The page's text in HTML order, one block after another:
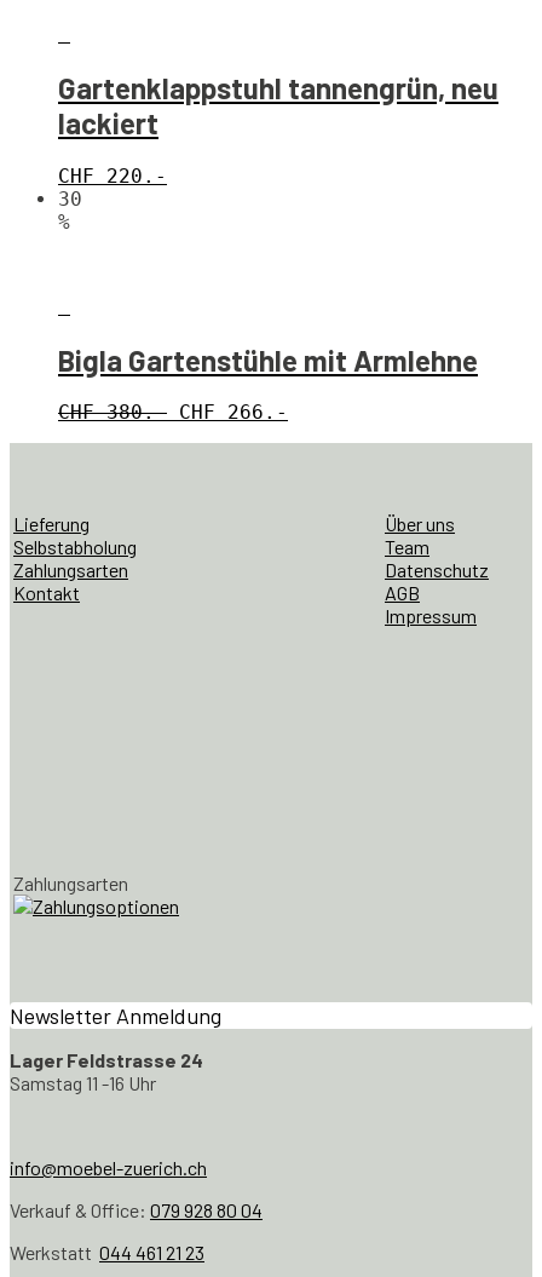
Gartenklappstuhl tannengrün, neu
lackiert
CHF 220.-
30
%
Bigla Gartenstühle mit Armlehne
CHF 380.- CHF 266.-
Lieferung
Selbstabholung
Zahlungsarten
Kontakt
Über uns
Team
Datenschutz
AGB
Impressum
Zahlungsarten
Newsletter Anmeldung
Lager Feldstrasse 24
Samstag 11 -16 Uhr
info@moebel-zuerich.ch
Verkauf & Office: 079 928 80 04
Werkstatt 044 461 21 23